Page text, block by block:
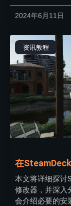
2024年6月11日
资讯教程
在
本文将详细探讨
修改器，并深入
会介绍必要的安